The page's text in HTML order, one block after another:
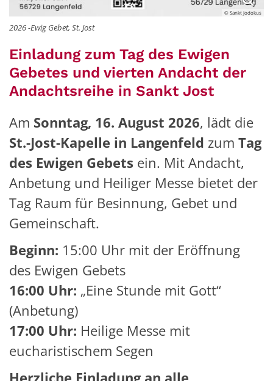
© Sankt Jodokus
2026 -Ewig Gebet, St. Jost
Einladung zum Tag des Ewigen
Gebetes und vierten Andacht der
Andachtsreihe in Sankt Jost
Am Sonntag, 16. August 2026, lädt die
St.-Jost-Kapelle in Langenfeld zum Tag
des Ewigen Gebets ein. Mit Andacht,
Anbetung und Heiliger Messe bietet der
Tag Raum für Besinnung, Gebet und
Gemeinschaft.
Beginn: 15:00 Uhr mit der Eröffnung
des Ewigen Gebets
16:00 Uhr: „Eine Stunde mit Gott“
(Anbetung)
17:00 Uhr: Heilige Messe mit
eucharistischem Segen